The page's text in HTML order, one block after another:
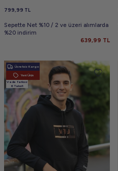
799,99 TL
Sepette Net %10 / 2 ve üzeri alımlarda
%20 indirim
639,99 TL
Ücretsiz Kargo
Yeni Ürün
Vade farksız
6 Taksit